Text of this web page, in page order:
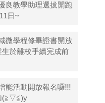
良教學助理選拔開跑
日~
微學程修畢證書開放
於離校手續完成前
能活動開放報名囉!!!
(≧▽≦)y